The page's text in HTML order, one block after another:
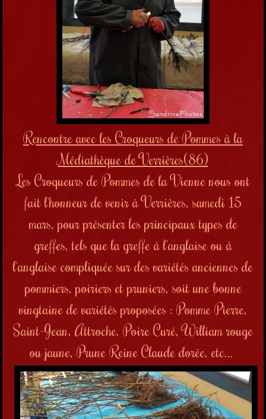
Rencontre avec les Croqueurs de Pommes à la
Médiathèque de Verrières(86)
Les Croqueurs de Pommes de la Vienne nous ont
fait l'honneur de venir à Verrières, samedi 15
mars, pour présenter les principaux types de
greffes, tels que la greffe à l'anglaise ou à
l'anglaise compliquée sur des variétés anciennes de
pommiers, poiriers et pruniers, soit une bonne
vingtaine de variétés proposées : Pomme Pierre,
Saint-Jean, Attroche, Poire Curé, William rouge
ou jaune, Prune Reine Claude dorée, etc...